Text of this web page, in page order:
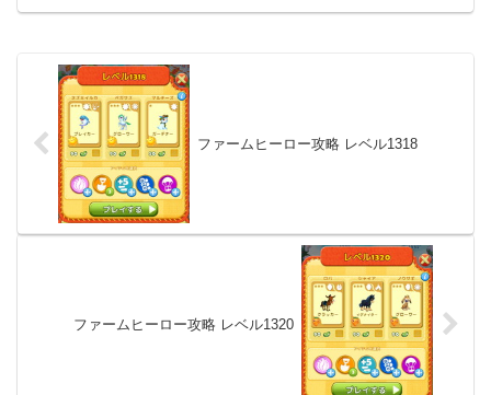
ファームヒーロー攻略 レベル1318
ファームヒーロー攻略 レベル1320